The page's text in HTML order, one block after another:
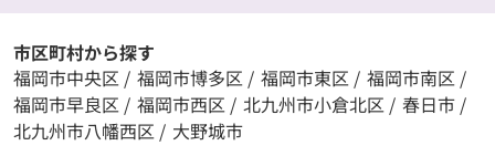
市区町村から探す
福岡市中央区 / 福岡市博多区 / 福岡市東区 / 福岡市南区 /
福岡市早良区 / 福岡市西区 / 北九州市小倉北区 / 春日市 /
北九州市八幡西区 / 大野城市